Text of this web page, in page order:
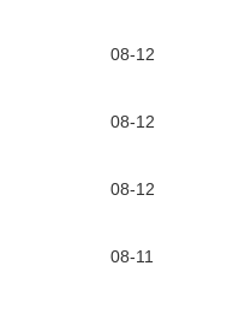
08-12
08-12
08-12
08-11